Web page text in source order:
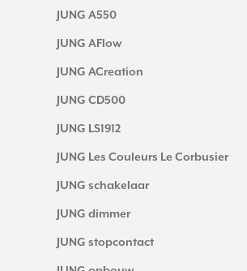
JUNG A550
JUNG AFlow
JUNG ACreation
JUNG CD500
JUNG LS1912
JUNG Les Couleurs Le Corbusier
JUNG schakelaar
JUNG dimmer
JUNG stopcontact